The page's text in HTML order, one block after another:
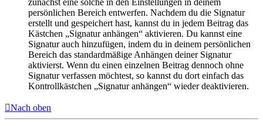
persönlichen Bereich entwerfen. Nachdem du die Signatur
erstellt und gespeichert hast, kannst du in jedem Beitrag das
Kästchen „Signatur anhängen“ aktivieren. Du kannst eine
Signatur auch hinzufügen, indem du in deinem persönlichen
Bereich das standardmäßige Anhängen deiner Signatur
aktivierst. Wenn du einen einzelnen Beitrag dennoch ohne
Signatur verfassen möchtest, so kannst du dort einfach das
Kontrollkästchen „Signatur anhängen“ wieder deaktivieren.
Nach oben